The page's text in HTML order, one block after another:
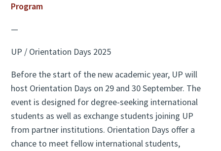
Program
—
UP / Orientation Days 2025
Before the start of the new academic year, UP will
host Orientation Days on 29 and 30 September. The
event is designed for degree-seeking international
students as well as exchange students joining UP
from partner institutions. Orientation Days offer a
chance to meet fellow international students,